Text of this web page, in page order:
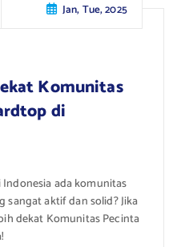
Jan, Tue, 2025
Komunitas
di
ada komunitas
aktif dan solid? Jika
dekat Komunitas Pecinta